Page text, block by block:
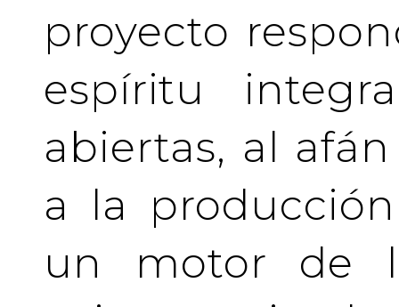
proyecto
espíritu
abiertas, al
a la
un motor de